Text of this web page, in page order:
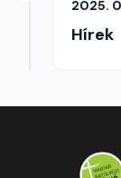
2025.
Hírek